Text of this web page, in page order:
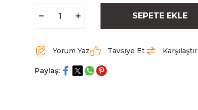
SEPETE EKLE
Yorum Yaz Tavsiye Et Karşılaştır
Paylaş: